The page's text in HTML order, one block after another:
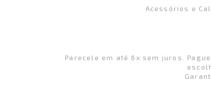
Acessórios e
Parecele em até 6x sem juros.